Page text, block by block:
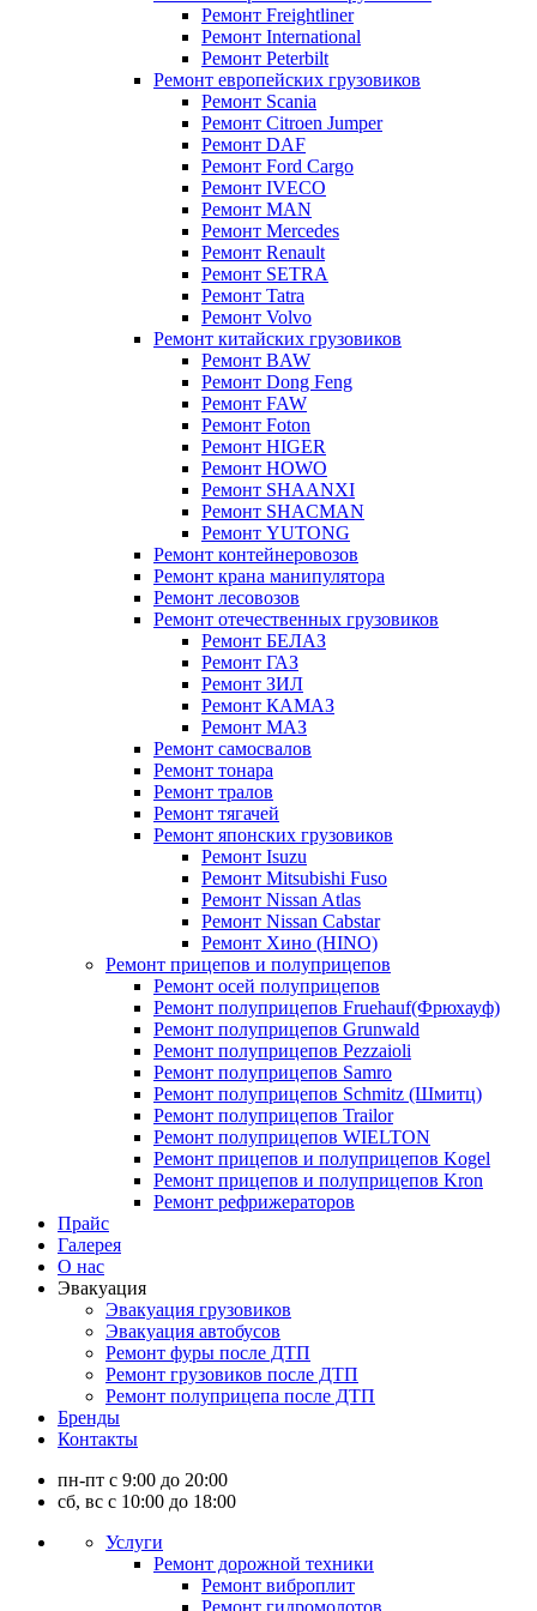
Ремонт Freightliner
Ремонт International
Ремонт Peterbilt
Ремонт европейских грузовиков
Ремонт Scania
Ремонт Citroen Jumper
Ремонт DAF
Ремонт Ford Cargo
Ремонт IVECO
Ремонт MAN
Ремонт Mercedes
Ремонт Renault
Ремонт SETRA
Ремонт Tatra
Ремонт Volvo
Ремонт китайских грузовиков
Ремонт BAW
Ремонт Dong Feng
Ремонт FAW
Ремонт Foton
Ремонт HIGER
Ремонт HOWO
Ремонт SHAANXI
Ремонт SHACMAN
Ремонт YUTONG
Ремонт контейнеровозов
Ремонт крана манипулятора
Ремонт лесовозов
Ремонт отечественных грузовиков
Ремонт БЕЛАЗ
Ремонт ГАЗ
Ремонт ЗИЛ
Ремонт КАМАЗ
Ремонт МАЗ
Ремонт самосвалов
Ремонт тонара
Ремонт тралов
Ремонт тягачей
Ремонт японских грузовиков
Ремонт Isuzu
Ремонт Mitsubishi Fuso
Ремонт Nissan Atlas
Ремонт Nissan Cabstar
Ремонт Хино (HINO)
Ремонт прицепов и полуприцепов
Ремонт осей полуприцепов
Ремонт полуприцепов Fruehauf(Фрюхауф)
Ремонт полуприцепов Grunwald
Ремонт полуприцепов Pezzaioli
Ремонт полуприцепов Samro
Ремонт полуприцепов Schmitz (Шмитц)
Ремонт полуприцепов Trailor
Ремонт полуприцепов WIELTON
Ремонт прицепов и полуприцепов Kogel
Ремонт прицепов и полуприцепов Kron
Ремонт рефрижераторов
Прайс
Галерея
О нас
Эвакуация
Эвакуация грузовиков
Эвакуация автобусов
Ремонт фуры после ДТП
Ремонт грузовиков после ДТП
Ремонт полуприцепа после ДТП
Бренды
Контакты
пн-пт с 9:00 до 20:00
сб, вс с 10:00 до 18:00
Услуги
Ремонт дорожной техники
Ремонт виброплит
Ремонт гидромолотов